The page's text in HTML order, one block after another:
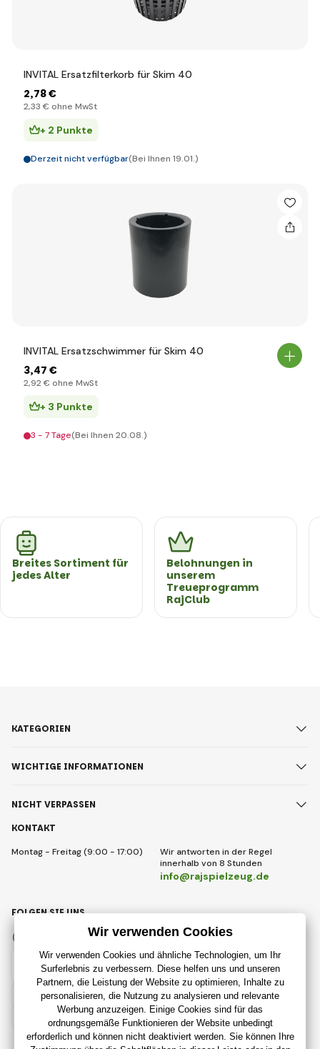
INVITAL Ersatzfilterkorb für Skim 40
2,78 €
2,33 € ohne MwSt
+ 2 Punkte
Derzeit nicht verfügbar(Bei Ihnen 19.01.)
INVITAL Ersatzschwimmer für Skim 40
3,47 €
2,92 € ohne MwSt
+ 3 Punkte
3 - 7 Tage(Bei Ihnen 20.08.)
Breites Sortiment für
jedes Alter
Belohnungen in
unserem
Treueprogramm
RajClub
KONTAKT
Montag - Freitag (9:00 - 17:00)
Wir antworten in der Regel
innerhalb von 8 Stunden
info@rajspielzeug.de
KATEGORIEN
WICHTIGE INFORMATIONEN
NICHT VERPASSEN
Deutsch
FOLGEN SIE UNS
Instagram